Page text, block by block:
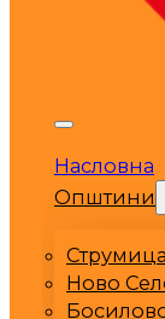
Насловна
Општини
Струмица
Ново